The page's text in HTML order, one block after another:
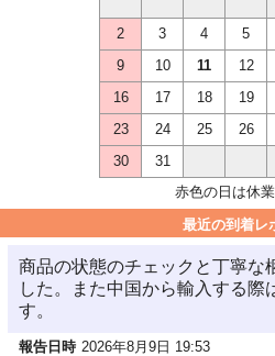
2
3 4 5
9
10 11 12
16
17 18 19
23
24 25 26
30
31
赤色の日は休
最近の到着レ
商品の状態のチェックと丁寧な
した。また中国から輸入する際
す。
報告日時 2026年8月9日 19:53